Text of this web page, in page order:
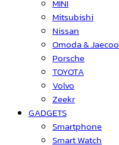
MINI
Mitsubishi
Nissan
Omoda & Jaecoo
Porsche
TOYOTA
Volvo
Zeekr
GADGETS
Smartphone
Smart Watch